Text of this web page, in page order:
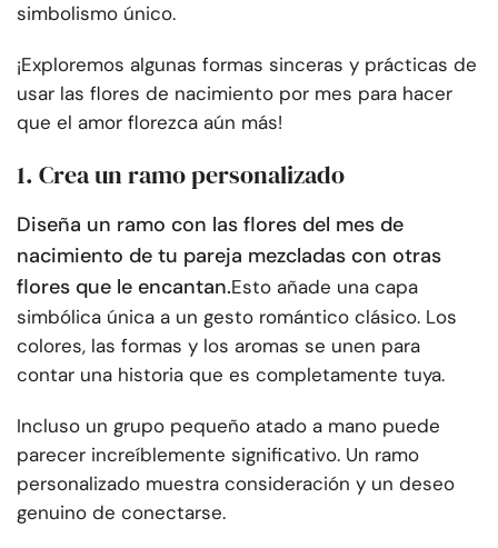
simbolismo único.
¡Exploremos algunas formas sinceras y prácticas de
usar las flores de nacimiento por mes para hacer
que el amor florezca aún más!
1. Crea un ramo personalizado
Diseña un ramo con las flores del mes de
nacimiento de tu pareja mezcladas con otras
flores que le encantan.Esto añade una capa
simbólica única a un gesto romántico clásico. Los
colores, las formas y los aromas se unen para
contar una historia que es completamente tuya.
Incluso un grupo pequeño atado a mano puede
parecer increíblemente significativo. Un ramo
personalizado muestra consideración y un deseo
genuino de conectarse.